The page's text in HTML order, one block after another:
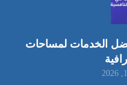
الخدمات لمساحات